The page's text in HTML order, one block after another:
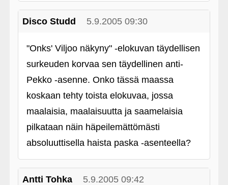
Disco Studd 5.9.2005 09:30
"Onks' Viljoo näkyny" ‑elokuvan täydellisen
surkeuden korvaa sen täydellinen anti-
Pekko ‑asenne. Onko tässä maassa
koskaan tehty toista elokuvaa, jossa
maalaisia, maalaisuutta ja saamelaisia
pilkataan näin häpeilemättömästi
absoluuttisella haista paska ‑asenteella?
Antti Tohka 5.9.2005 09:42